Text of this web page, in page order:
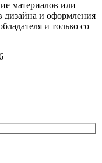
материалов или
дизайна и оформления
и только со